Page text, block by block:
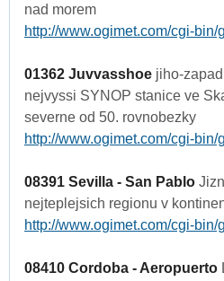
nad morem
http://www.ogimet.com/cgi-
01362 Juvvasshoe jiho-
nejvyssi SYNOP stanice ve
severne od 50. rovnobezky
http://www.ogimet.com/cgi-
08391 Sevilla - San Pablo
nejteplejsich regionu v
http://www.ogimet.com/cgi-
08410 Cordoba - Aeropuerto